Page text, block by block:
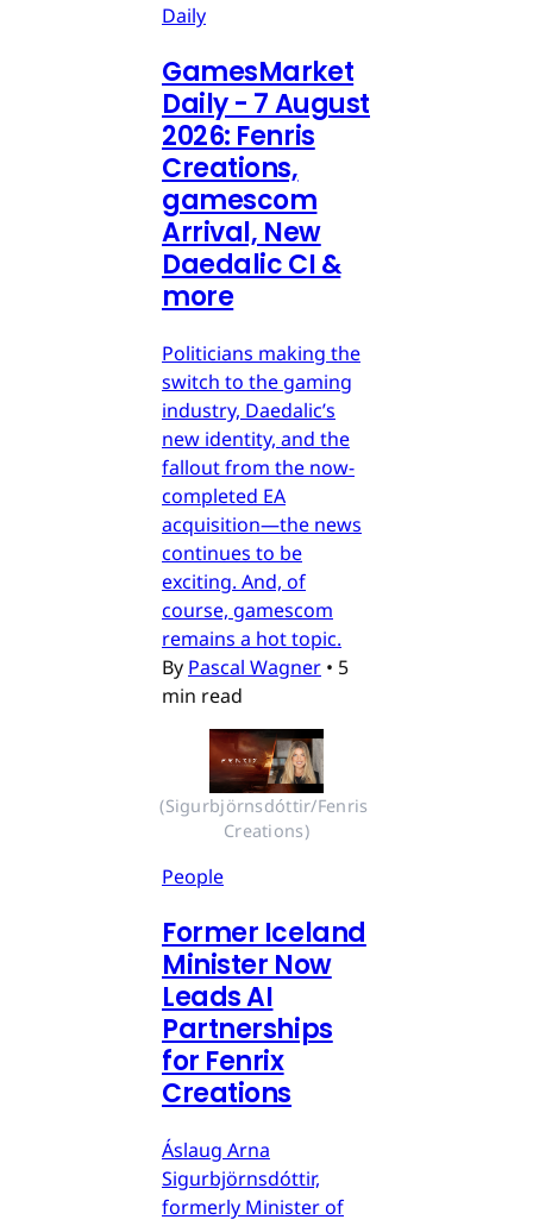
Daily
GamesMarket
Daily - 7 August
2026: Fenris
Creations,
gamescom
Arrival, New
Daedalic CI &
more
Politicians making the
switch to the gaming
industry, Daedalic’s
new identity, and the
fallout from the now-
completed EA
acquisition—the news
continues to be
exciting. And, of
course, gamescom
remains a hot topic.
By Pascal Wagner • 5
min read
(Sigurbjörnsdóttir/Fenris
Creations)
People
Former Iceland
Minister Now
Leads AI
Partnerships
for Fenrix
Creations
Áslaug Arna
Sigurbjörnsdóttir,
formerly Minister of